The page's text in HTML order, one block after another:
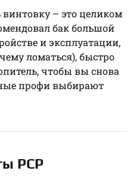
– это целиком
бак большой
и эксплуатации,
ломаться), быстро
чтобы вы снова
профи выбирают
РСР